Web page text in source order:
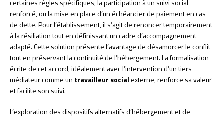
certaines règles spécifiques, la participation à un suivi social
renforcé, ou la mise en place d’un échéancier de paiement en cas
de dette. Pour l’établissement, il s’agit de renoncer temporairement
à la résiliation tout en définissant un cadre d’accompagnement
adapté. Cette solution présente l’avantage de désamorcer le conflit
tout en préservant la continuité de l’hébergement. La formalisation
écrite de cet accord, idéalement avec l’intervention d’un tiers
médiateur comme un travailleur socialexterne, renforce sa valeur
et facilite son suivi.
L’exploration des dispositifs alternatifs d’hébergement et de